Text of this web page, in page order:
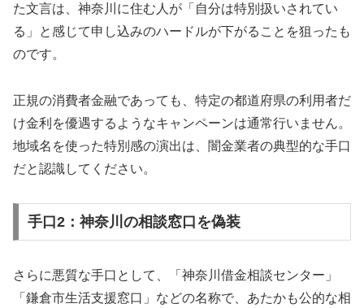
た文言は、神奈川に住む人が「自分は特別扱いされてい
る」と感じて申し込みのハードルが下がることを狙ったも
のです。
正規の消費者金融であっても、特定の都道府県の利用者だ
け金利を優遇するようなキャンペーンは通常行いません。
地域名を使った特別感の演出は、闇金業者の典型的な手口
だと認識してください。
手口2：神奈川の相談窓口を偽装
さらに悪質な手口として、「神奈川借金相談センター」
「鎌倉市生活支援窓口」などの名称で、あたかも公的な相